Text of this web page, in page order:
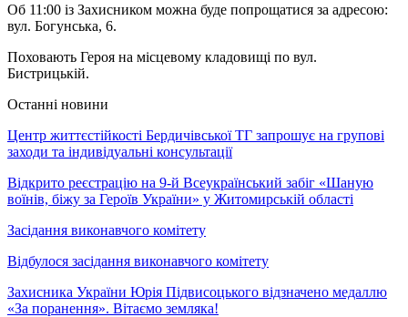
Об 11:00 із Захисником можна буде попрощатися за адресою:
вул. Богунська, 6.
Поховають Героя на місцевому кладовищі по вул.
Бистрицькій.
Останні новини
Центр життєстійкості Бердичівської ТГ запрошує на групові
заходи та індивідуальні консультації
Відкрито реєстрацію на 9-й Всеукраїнський забіг «Шаную
воїнів, біжу за Героїв України» у Житомирській області
Засідання виконавчого комітету
Відбулося засідання виконавчого комітету
Захисника України Юрія Підвисоцького відзначено медаллю
«За поранення». Вітаємо земляка!